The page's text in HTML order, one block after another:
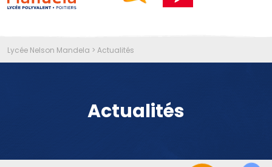
Lycée Nelson Mandela > Actualités
Actualités